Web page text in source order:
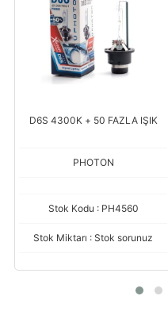
D6S 4300K + 50 FAZLA IŞIK
PHOTON
Stok Kodu : PH4560
Stok Miktarı : Stok sorunuz